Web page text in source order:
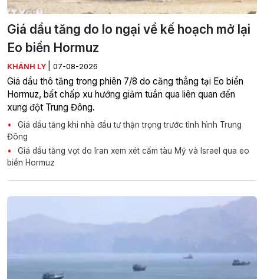
Giá dầu tăng do lo ngại về kế hoạch mở lại
Eo biển Hormuz
KHÁNH LY 07-08-2026
Giá dầu thô tăng trong phiên 7/8 do căng thẳng tại Eo biển
Hormuz, bất chấp xu hướng giảm tuần qua liên quan đến
xung đột Trung Đông.
Giá dầu tăng khi nhà đầu tư thận trọng trước tình hình Trung
Đông
Giá dầu tăng vọt do Iran xem xét cấm tàu Mỹ và Israel qua eo
biển Hormuz